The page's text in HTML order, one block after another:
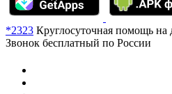
*2323 Круглосуточная помощь на
Звонок бесплатный по России